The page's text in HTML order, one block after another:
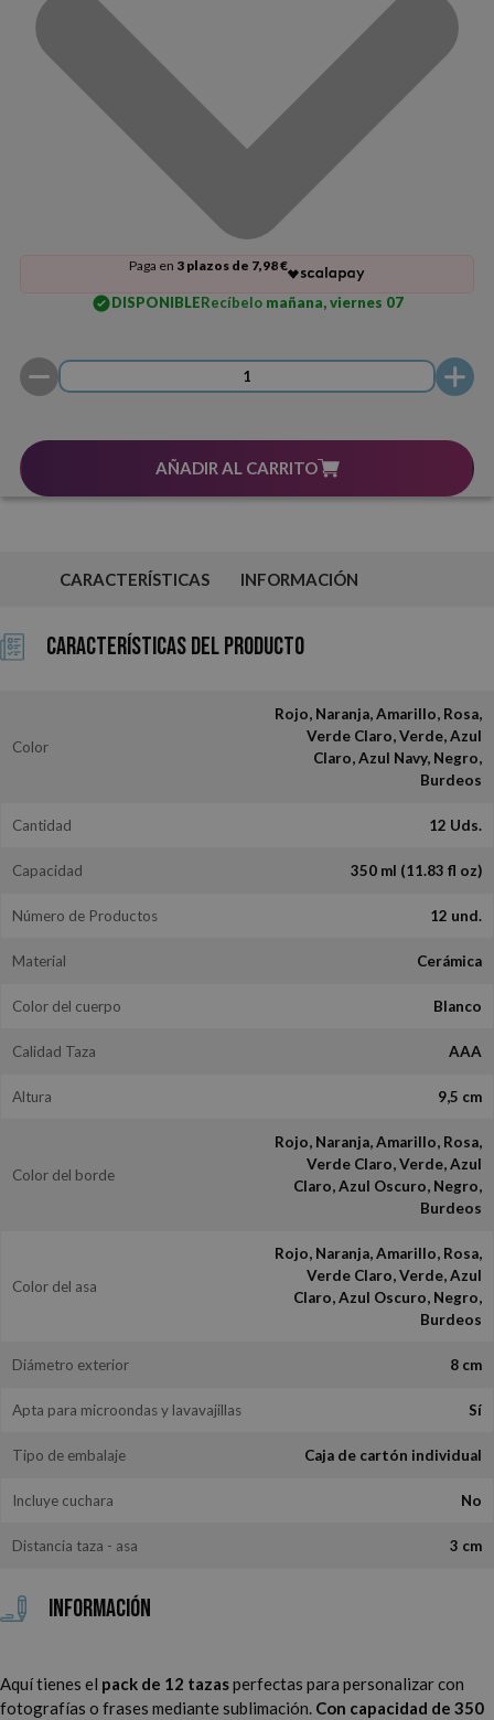
Paga en 3 plazos de 7,98 €
DISPONIBLERecíbelo mañana, viernes 07
AÑADIR AL CARRITO
CARACTERÍSTICAS INFORMACIÓN
Características del Producto
Color
Rojo, Naranja, Amarillo, Rosa,
Verde Claro, Verde, Azul
Claro, Azul Navy, Negro,
Burdeos
Cantidad 12 Uds.
Capacidad 350 ml (11.83 fl oz)
Número de Productos 12 und.
Material Cerámica
Color del cuerpo Blanco
Calidad Taza AAA
Altura 9,5 cm
Color del borde
Rojo, Naranja, Amarillo, Rosa,
Verde Claro, Verde, Azul
Claro, Azul Oscuro, Negro,
Burdeos
Color del asa
Rojo, Naranja, Amarillo, Rosa,
Verde Claro, Verde, Azul
Claro, Azul Oscuro, Negro,
Burdeos
Diámetro exterior 8 cm
Apta para microondas y lavavajillas Sí
Tipo de embalaje Caja de cartón individual
Incluye cuchara No
Distancia taza - asa 3 cm
Información
Aquí tienes el pack de 12 tazasperfectas para personalizar con
fotografías o frases mediante sublimación. Con capacidad de 350